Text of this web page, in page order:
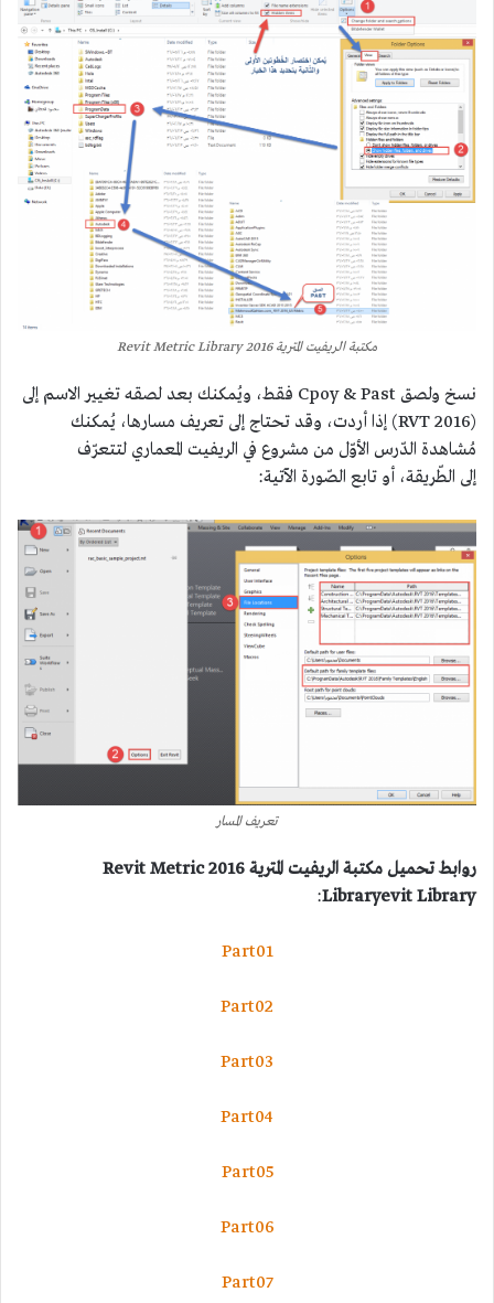
مكتبة الريفيت المترية 2016 Revit Metric Library
نسخ ولصق Cpoy & Past فقط، ويُمكنك بعد لصقه تغيير الاسم إلى
(RVT 2016) إذا أردت، وقد تحتاج إلى تعريف مسارها، يُمكنك
مُشاهدة الدّرس الأوّل من مشروع في الريفيت المعماري لتتعرّف
إلى الطّريقة، أو تابع الصّورة الآتية:
تعريف المسار
روابط تحميل مكتبة الريفيت المترية 2016 Revit Metric
Libraryevit Library
:
Part01
Part02
Part03
Part04
Part05
Part06
Part07